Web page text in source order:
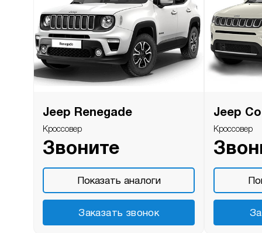
Jeep Renegade
Кроссовер
Звоните
Показать аналоги
Заказать звонок
Jeep
Кроссовер